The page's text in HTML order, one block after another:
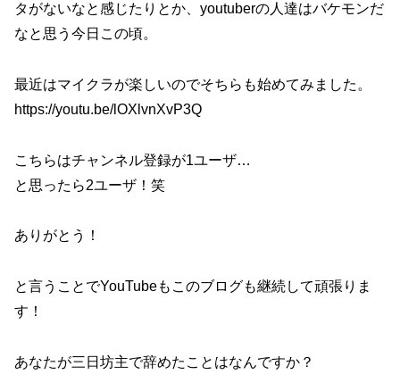
タがないなと感じたりとか、youtuberの人達はバケモンだ
なと思う今日この頃。
最近はマイクラが楽しいのでそちらも始めてみました。
https://youtu.be/lOXlvnXvP3Q
こちらはチャンネル登録が1ユーザ…
と思ったら2ユーザ！笑
ありがとう！
と言うことでYouTubeもこのブログも継続して頑張りま
す！
あなたが三日坊主で辞めたことはなんですか？